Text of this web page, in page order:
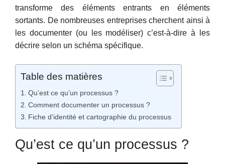
transforme des éléments entrants en éléments
sortants. De nombreuses entreprises cherchent ainsi à
les documenter (ou les modéliser) c’est-à-dire à les
décrire selon un schéma spécifique.
Table des matières
Qu’est ce qu’un processus ?
Comment documenter un processus ?
Fiche d’identité et cartographie du processus
Qu’est ce qu’un processus ?